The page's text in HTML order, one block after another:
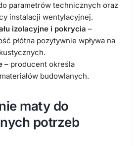
parametrów technicznych oraz
instalacji wentylacyjnej.
izolacyjne i pokrycia –
płótna pozytywnie wpływa na
– producent określa
budowlanych.
maty do
potrzeb